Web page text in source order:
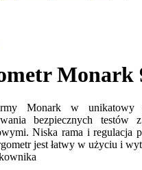
Monark
Monark w unikatowy
bezpiecznych testów
Niska rama i regulacja
jest łatwy w użyciu i